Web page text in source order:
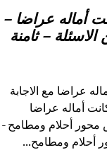
أماله عراضا –
– ثامنة
عراضا مع الاجابة
أماله عراضا
محور أحلام ومطامح -
ومطامح...